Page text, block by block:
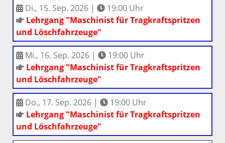
Di., 15. Sep. 2026 | 19:00 Uhr
Lehrgang "Maschinist für Tragkraftspritzen
und Löschfahrzeuge"
Mi., 16. Sep. 2026 | 19:00 Uhr
Lehrgang "Maschinist für Tragkraftspritzen
und Löschfahrzeuge"
Do., 17. Sep. 2026 | 19:00 Uhr
Lehrgang "Maschinist für Tragkraftspritzen
und Löschfahrzeuge"